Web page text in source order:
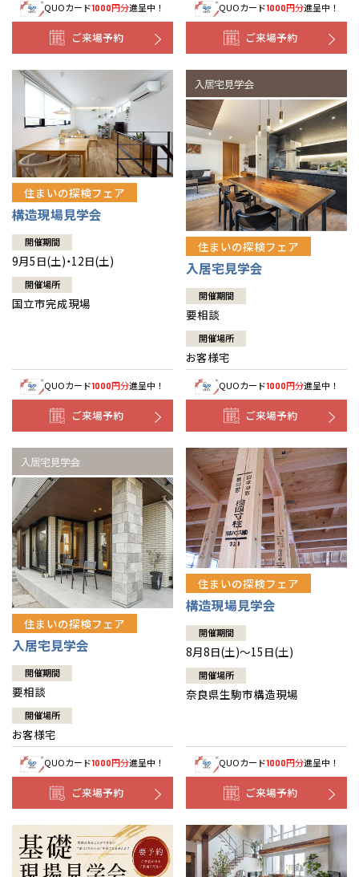
QUOカード1000円分進呈中！
ご来場予約
QUOカード1000円分進呈中！
ご来場予約
住まいの探検フェア
構造現場見学会
開催期間
9月5日(土)・12日(土)
開催場所
国立市完成現場
QUOカード1000円分進呈中！
ご来場予約
住まいの探検フェア
入居宅見学会
開催期間
要相談
開催場所
お客様宅
QUOカード1000円分進呈中！
ご来場予約
住まいの探検フェア
入居宅見学会
開催期間
要相談
開催場所
お客様宅
QUOカード1000円分進呈中！
ご来場予約
住まいの探検フェア
構造現場見学会
開催期間
8月8日(土)～15日(土)
開催場所
奈良県生駒市構造現場
QUOカード1000円分進呈中！
ご来場予約